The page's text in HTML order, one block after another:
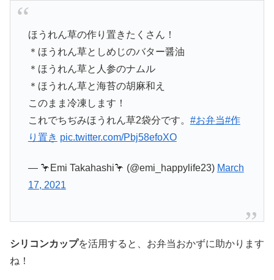
ほうれん草の作り置きたくさん！
＊ほうれん草としめじのバター醤油
＊ほうれん草と人参のナムル
＊ほうれん草と海苔の胡麻和え
このまま冷凍します！
これでちぢみほうれん草2袋分です。 #お弁当#作
り置き pic.twitter.com/Pbj58efoXO
— 🦩Emi Takahashi🦩 (@emi_happylife23) March
17, 2021
シリコンカップを活用すると、お弁当おかずに助かります
ね！